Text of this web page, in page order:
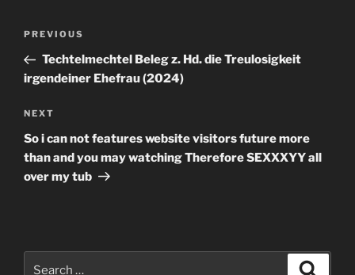
Previous
Post
PREVIOUS
Techtelmechtel Beleg z. Hd. die Treulosigkeit
irgendeiner Ehefrau (2024)
Next
Post
NEXT
So i can not features website visitors future more
than and you may watching Therefore SEXXXYY all
over my tub